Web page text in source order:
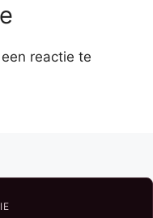
reactie te